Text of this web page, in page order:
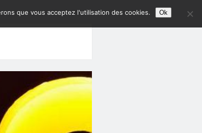
que vous acceptez l'utilisation des cookies. Ok